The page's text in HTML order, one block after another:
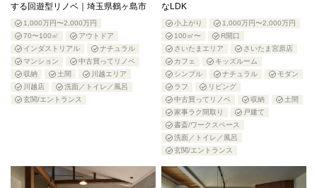
する回遊型リノベ｜埼玉県鶴ヶ島市
1,000万円〜2,000万円
70〜100㎡
アウトドア
インダストリアル
ナチュラル
マンション
中古買ってリノベ
収納
土間
川越エリア
川越店
洗面／トイレ／風呂
玄関/エントランス
なLDK
小上がり
1,000万円〜2,000万円
100㎡〜
R開口
さいたまエリア
さいたま宮原店
カフェ
キッズルーム
シンプル
ナチュラル
モダン
ラフ
リビング
中古買ってリノベ
収納
土間
家事ラク間取り
戸建て
書斎/ワークスペース
洗面／トイレ／風呂
玄関/エントランス